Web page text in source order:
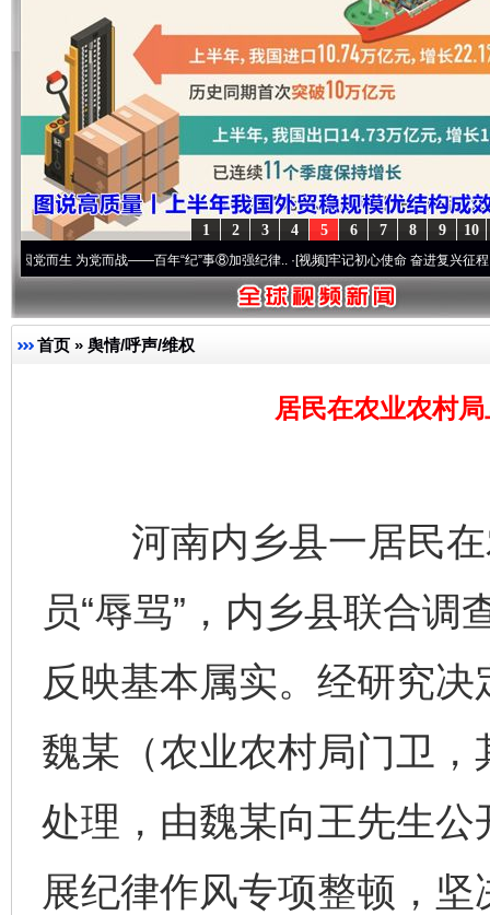
10
9
8
7
6
5
4
3
2
1
为党而战——百年“纪”事⑧加强纪律..·[视频]牢记初心使命 奋进复兴征程丨“转折之
首页 » 舆情/呼声/维权
居民在农业农村
河南内乡县一居民在
员“辱骂”，内乡县联合
反映基本属实。经研究
魏某（农业农村局门卫
处理，由魏某向王先生
展纪律作风专项整顿，